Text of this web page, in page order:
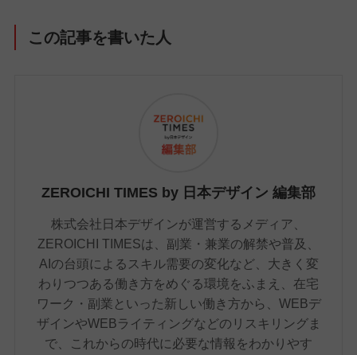
この記事を書いた人
ZEROICHI TIMES by 日本デザイン 編集部
株式会社日本デザインが運営するメディア、
ZEROICHI TIMESは、副業・兼業の解禁や普及、
AIの台頭によるスキル需要の変化など、大きく変
わりつつある働き方をめぐる環境をふまえ、在宅
ワーク・副業といった新しい働き方から、WEBデ
ザインやWEBライティングなどのリスキリングま
で、これからの時代に必要な情報をわかりやす